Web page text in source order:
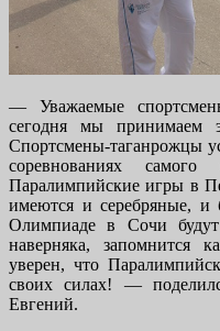
— Уважаемые
сегодня мы принимаем
Спортсмены-таганрожцы
соревнованиях
Паралимпийские игры в
имеются и серебряные, и
Олимпиаде в Сочи
наверняка, запомнится
уверен, что
своих силах! —
Евгений.